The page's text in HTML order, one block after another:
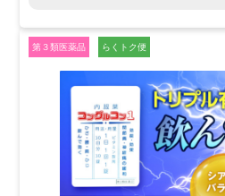
第３類医薬品 らくトク便